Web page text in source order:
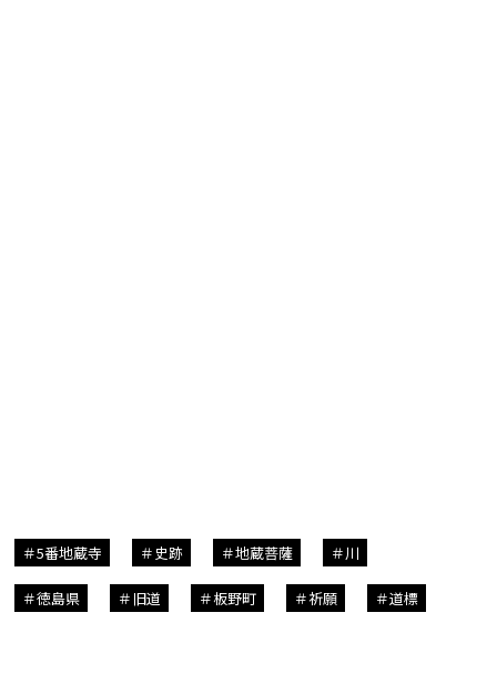
5番地蔵寺 史跡 地蔵菩薩 川
徳島県 旧道 板野町 祈願 道標